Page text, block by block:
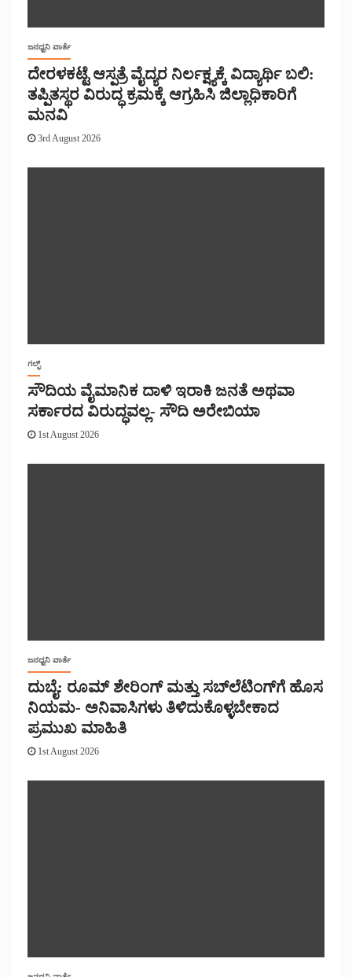
ಜನಧ್ವನಿ ವಾರ್ತೆ
ದೇರಳಕಟ್ಟೆ ಆಸ್ಪತ್ರೆ ವೈದ್ಯರ ನಿರ್ಲಕ್ಷ್ಯಕ್ಕೆ ವಿದ್ಯಾರ್ಥಿ ಬಲಿ:
ತಪ್ಪಿತಸ್ಥರ ವಿರುದ್ಧ ಕ್ರಮಕ್ಕೆ ಆಗ್ರಹಿಸಿ ಜಿಲ್ಲಾಧಿಕಾರಿಗೆ
ಮನವಿ
3rd August 2026
ಗಲ್ಫ್
ಸೌದಿಯ ವೈಮಾನಿಕ ದಾಳಿ ಇರಾಕಿ ಜನತೆ ಅಥವಾ
ಸರ್ಕಾರದ ವಿರುದ್ಧವಲ್ಲ- ಸೌದಿ ಅರೇಬಿಯಾ
1st August 2026
ಜನಧ್ವನಿ ವಾರ್ತೆ
ದುಬೈ: ರೂಮ್ ಶೇರಿಂಗ್ ಮತ್ತು ಸಬ್‌ಲೆಟಿಂಗ್‌ಗೆ ಹೊಸ
ನಿಯಮ- ಅನಿವಾಸಿಗಳು ತಿಳಿದುಕೊಳ್ಳಬೇಕಾದ
ಪ್ರಮುಖ ಮಾಹಿತಿ
1st August 2026